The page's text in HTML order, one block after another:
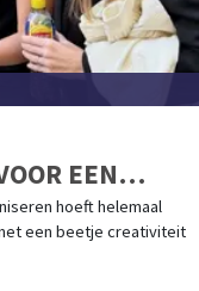
EEN
hoeft helemaal
een beetje creativiteit